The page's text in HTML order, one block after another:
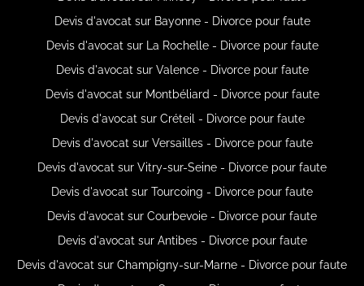
Devis d'avocat sur Bayonne - Divorce pour faute
Devis d'avocat sur La Rochelle - Divorce pour faute
Devis d'avocat sur Valence - Divorce pour faute
Devis d'avocat sur Montbéliard - Divorce pour faute
Devis d'avocat sur Créteil - Divorce pour faute
Devis d'avocat sur Versailles - Divorce pour faute
Devis d'avocat sur Vitry-sur-Seine - Divorce pour faute
Devis d'avocat sur Tourcoing - Divorce pour faute
Devis d'avocat sur Courbevoie - Divorce pour faute
Devis d'avocat sur Antibes - Divorce pour faute
Devis d'avocat sur Champigny-sur-Marne - Divorce pour faute